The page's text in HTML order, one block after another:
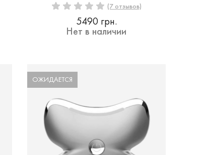
(7 отзывов)
5490 грн.
Нет в наличии
ОЖИДАЕТСЯ